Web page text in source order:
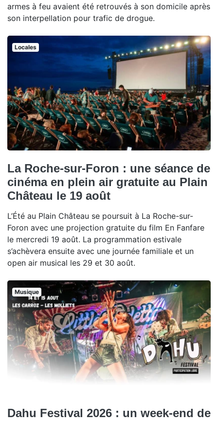
armes à feu avaient été retrouvés à son domicile après
son interpellation pour trafic de drogue.
Locales
La Roche-sur-Foron : une séance de
cinéma en plein air gratuite au Plain
Château le 19 août
L’Été au Plain Château se poursuit à La Roche-sur-
Foron avec une projection gratuite du film En Fanfare
le mercredi 19 août. La programmation estivale
s’achèvera ensuite avec une journée familiale et un
open air musical les 29 et 30 août.
Musique
Dahu Festival 2026 : un week-end de